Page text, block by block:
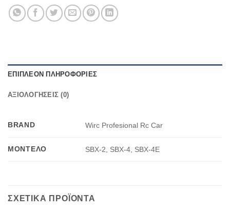
ΕΠΙΠΛΈΟΝ ΠΛΗΡΟΦΟΡΊΕΣ
ΑΞΙΟΛΟΓΉΣΕΙΣ (0)
BRAND Wirc Profesional Rc Car
ΜΟΝΤΈΛΟ SBX-2, SBX-4, SBX-4E
ΣΧΕΤΙΚΆ ΠΡΟΪΌΝΤΑ